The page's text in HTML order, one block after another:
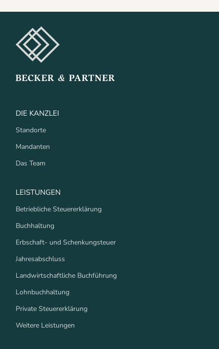
DIE KANZLEI
Standorte
Mandanten
Das Team
LEISTUNGEN
Betriebliche Steuererklärung
Buchhaltung
Erbschaft- und Schenkungsteuer
Jahresabschluss
Landwirtschaftliche Buchführung
Lohnbuchhaltung
Private Steuererklärung
Weitere Leistungen